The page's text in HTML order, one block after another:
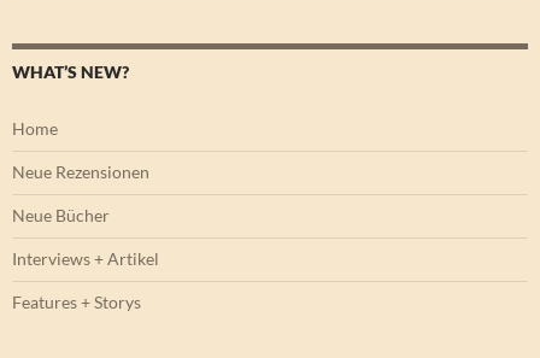
WHAT’S NEW?
Home
Neue Rezensionen
Neue Bücher
Interviews + Artikel
Features + Storys